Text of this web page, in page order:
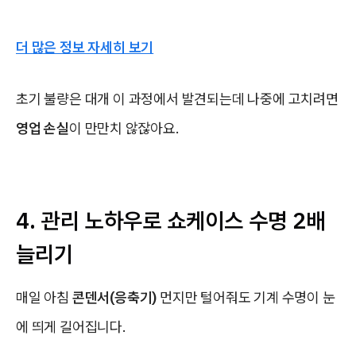
더 많은 정보 자세히 보기
초기 불량은 대개 이 과정에서 발견되는데 나중에 고치려면
영업 손실이 만만치 않잖아요.
4. 관리 노하우로 쇼케이스 수명 2배
늘리기
매일 아침 콘덴서(응축기) 먼지만 털어줘도 기계 수명이 눈
에 띄게 길어집니다.